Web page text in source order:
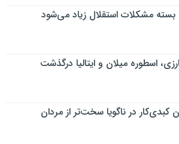
بسته مشکلات استقلال زیاد می‌شود
اسطوره میلان و ایتالیا درگذشت
کبدی‌کار در ناگویا سخت‌تر از مردان